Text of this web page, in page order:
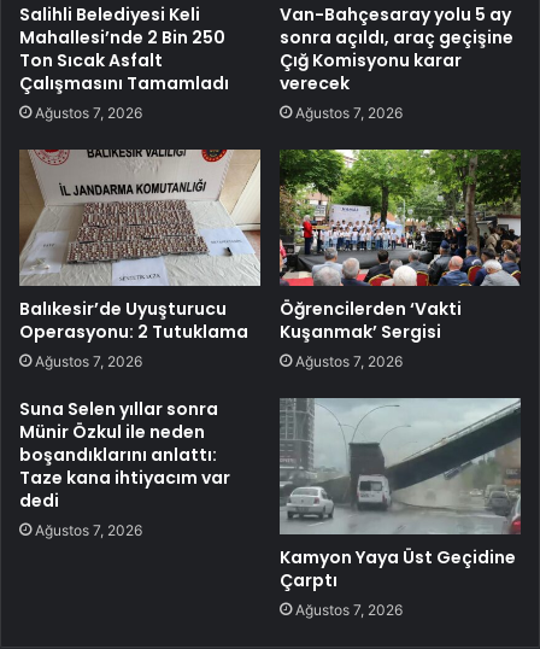
Salihli Belediyesi Keli
Mahallesi’nde 2 Bin 250
Ton Sıcak Asfalt
Çalışmasını Tamamladı
Ağustos 7, 2026
Van-Bahçesaray yolu 5 ay
sonra açıldı, araç geçişine
Çığ Komisyonu karar
verecek
Ağustos 7, 2026
Balıkesir’de Uyuşturucu
Operasyonu: 2 Tutuklama
Ağustos 7, 2026
Öğrencilerden ‘Vakti
Kuşanmak’ Sergisi
Ağustos 7, 2026
Suna Selen yıllar sonra
Münir Özkul ile neden
boşandıklarını anlattı:
Taze kana ihtiyacım var
dedi
Ağustos 7, 2026
Kamyon Yaya Üst Geçidine
Çarptı
Ağustos 7, 2026